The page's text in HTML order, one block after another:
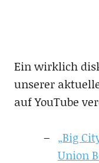
Ein wirklich
unserer
auf YouTube
„Big
Union